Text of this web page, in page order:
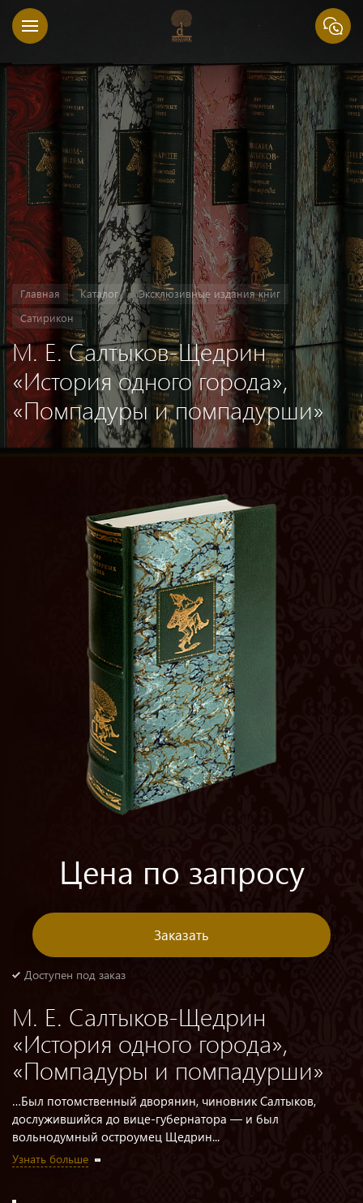
Главная Каталог
Эксклюзивные издания книг
Сатирикон
М. Е. Салтыков-Щедрин
«История одного города»,
«Помпадуры и помпадурши»
Доступен под заказ
М. Е. Салтыков-Щедрин
«История одного города»,
«Помпадуры и помпадурши»
…Был потомственный дворянин, чиновник Салтыков,
дослужившийся до вице-губернатора — и был
вольнодумный остроумец Щедрин...
Узнать больше
Цена по запросу
Заказать